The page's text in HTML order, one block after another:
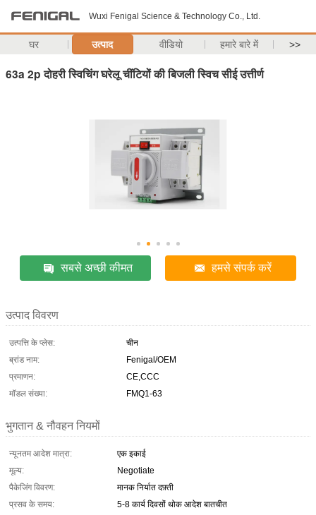
Wuxi Fenigal Science & Technology Co., Ltd.
घर उत्पाद वीडियो हमारे बारे में >>
63a 2p दोहरी स्विचिंग घरेलू चींटियों की बिजली स्विच सीई उत्तीर्ण
सबसे अच्छी कीमत हमसे संपर्क करें
उत्पाद विवरण
उत्पत्ति के प्लेस:
चीन
ब्रांड नाम:
Fenigal/OEM
प्रमाणन:
CE,CCC
मॉडल संख्या:
FMQ1-63
भुगतान & नौवहन नियमों
न्यूनतम आदेश मात्रा:
एक इकाई
मूल्य:
Negotiate
पैकेजिंग विवरण:
मानक निर्यात दफ़्ती
प्रसव के समय:
5-8 कार्य दिवसों थोक आदेश बातचीत